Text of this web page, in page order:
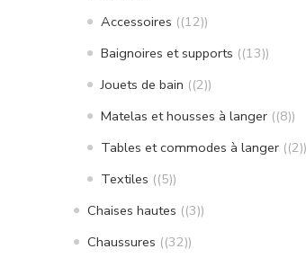
Accessoires (12)
Baignoires et supports (13)
Jouets de bain (2)
Matelas et housses à langer (8)
Tables et commodes à langer (2)
Textiles (5)
Chaises hautes (3)
Chaussures (32)